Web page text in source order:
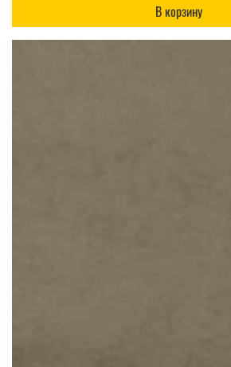
В корзину